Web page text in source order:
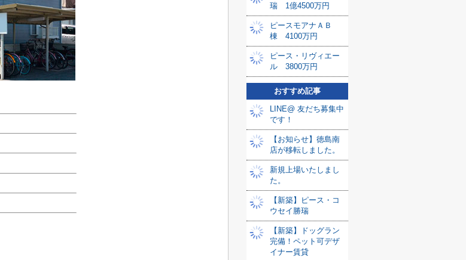
瑞 1億4500万円
ピースモアナＡＢ
棟 4100万円
ピース・リヴィエー
ル 3800万円
おすすめ記事
LINE@ 友だち募集中
です！
【お知らせ】徳島南
店が移転しました。
新規上場いたしまし
た。
【新築】ピース・コ
ウセイ勝瑞
【新築】ドッグラン
完備！ペット可デザ
イナー賃貸